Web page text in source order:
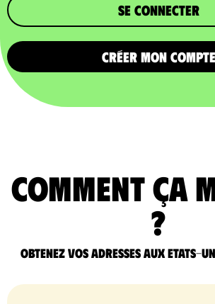
Se connecter
CRÉER MON COMPTE
comment ça
?
Obtenez vos adresses aux Etats-